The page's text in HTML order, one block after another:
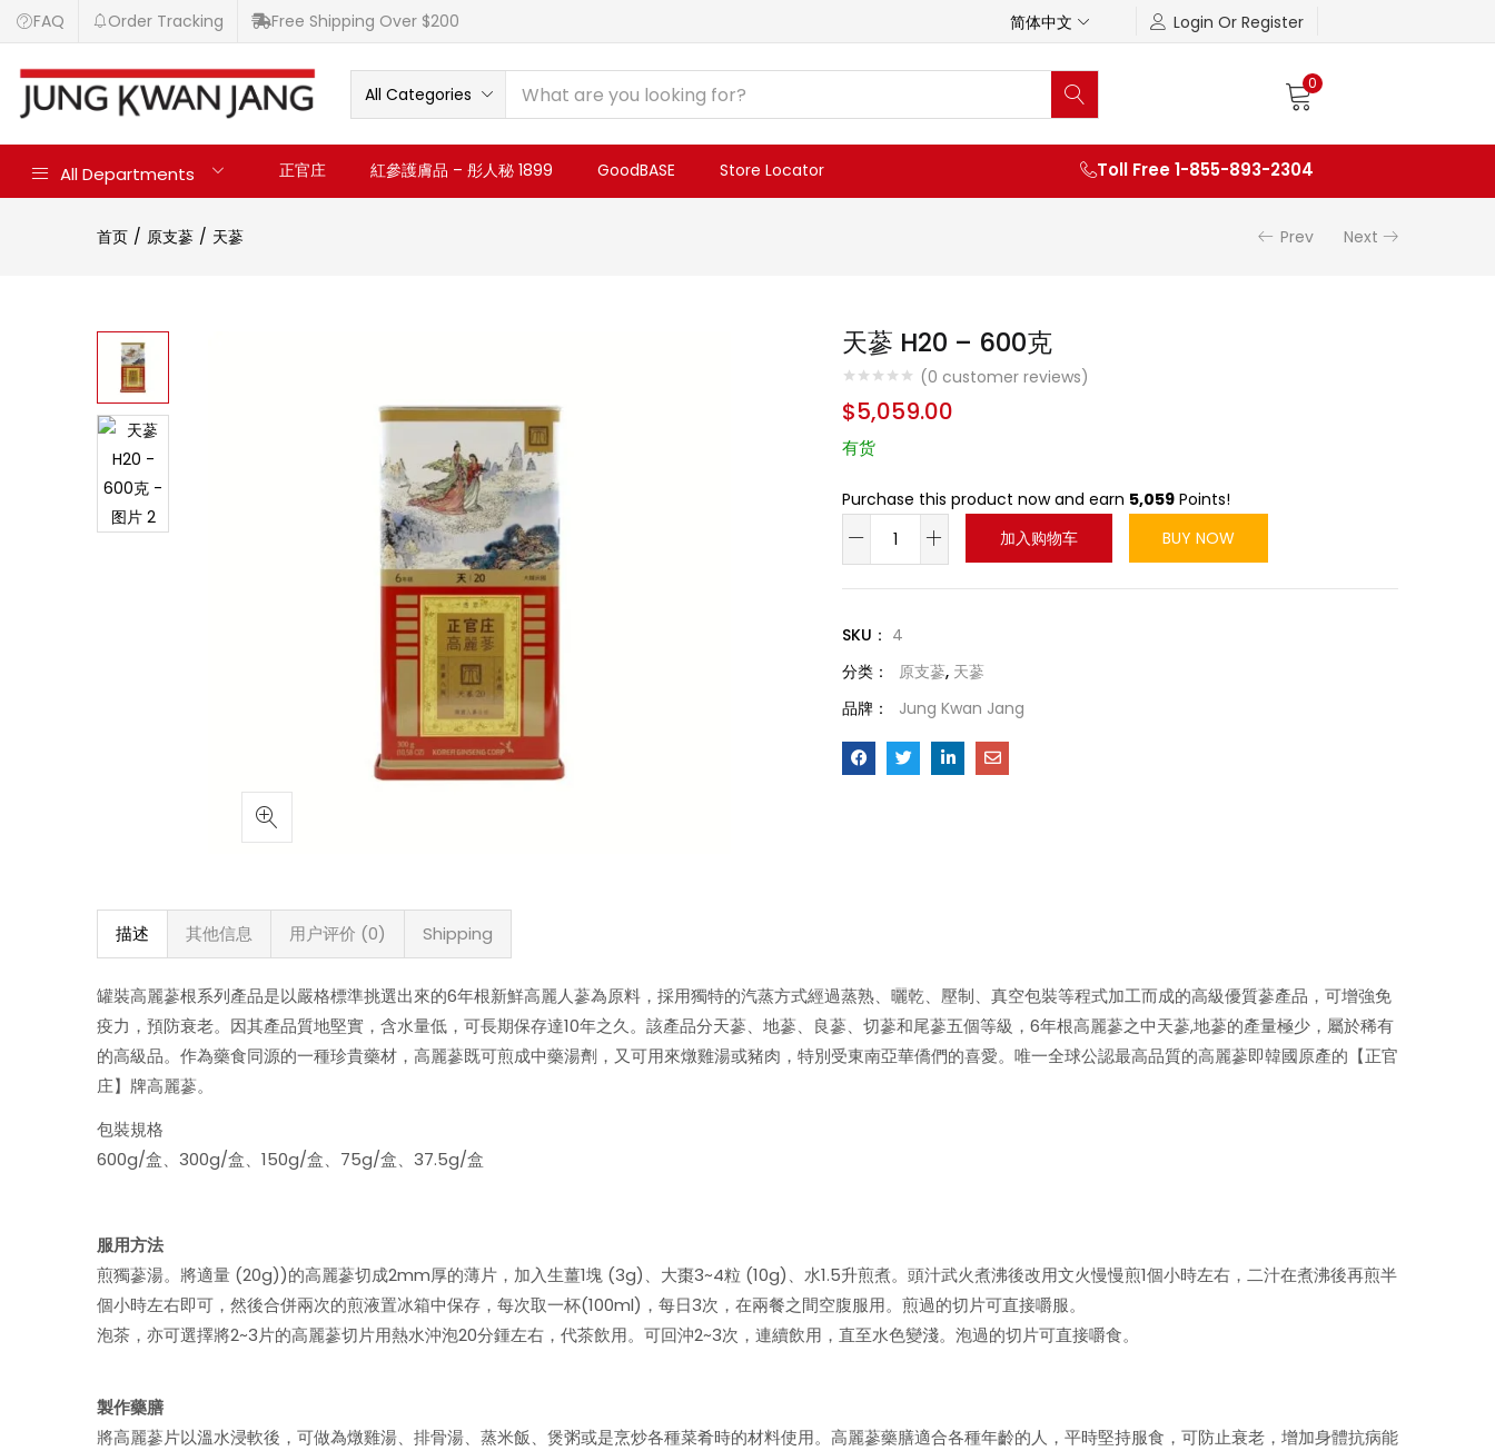
FAQ Order Tracking Free Shipping Over $200 简体中文 Login Or Register
All Categories
0
All Departments 正官庄 紅參護膚品 – 彤人秘 1899 GoodBASE Store Locator Toll Free 1-855-893-2304
首页 原支蔘 天蔘 Prev Next
天蔘 H20 – 600克
(0 customer reviews)
$5,059.00
有货
Purchase this product now and earn 5,059 Points!
加入购物车
BUY NOW
SKU： 4
分类：
原支蔘, 天蔘
品牌：
Jung Kwan Jang
描述 其他信息 用户评价 (0) Shipping
罐裝高麗蔘根系列產品是以嚴格標準挑選出來的6年根新鮮高麗人蔘為原料，採用獨特的汽蒸方式經過蒸熟、曬乾、壓制、真空包裝等程式加工而成的高級優質蔘產品，可增強免
疫力，預防衰老。因其產品質地堅實，含水量低，可長期保存達10年之久。該產品分天蔘、地蔘、良蔘、切蔘和尾蔘五個等級，6年根高麗蔘之中天蔘,地蔘的產量極少，屬於稀有
的高級品。作為藥食同源的一種珍貴藥材，高麗蔘既可煎成中藥湯劑，又可用來燉雞湯或豬肉，特別受東南亞華僑們的喜愛。唯一全球公認最高品質的高麗蔘即韓國原產的【正官
庄】牌高麗蔘。
包裝規格
600g/盒、300g/盒、150g/盒、75g/盒、37.5g/盒
服用方法
煎獨蔘湯。將適量 (20g))的高麗蔘切成2mm厚的薄片，加入生薑1塊 (3g)、大棗3~4粒 (10g)、水1.5升煎煮。頭汁武火煮沸後改用文火慢慢煎1個小時左右，二汁在煮沸後再煎半
個小時左右即可，然後合併兩次的煎液置冰箱中保存，每次取一杯(100ml)，每日3次，在兩餐之間空腹服用。煎過的切片可直接嚼服。
泡茶，亦可選擇將2~3片的高麗蔘切片用熱水沖泡20分鍾左右，代茶飲用。可回沖2~3次，連續飲用，直至水色變淺。泡過的切片可直接嚼食。
製作藥膳
將高麗蔘片以溫水浸軟後，可做為燉雞湯、排骨湯、蒸米飯、煲粥或是烹炒各種菜肴時的材料使用。高麗蔘藥膳適合各種年齡的人，平時堅持服食，可防止衰老，增加身體抗病能